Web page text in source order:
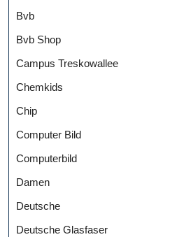
Bvb
Bvb Shop
Campus Treskowallee
Chemkids
Chip
Computer Bild
Computerbild
Damen
Deutsche
Deutsche Glasfaser